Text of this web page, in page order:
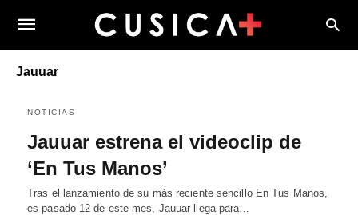
Jauuar
NOTICIAS
Jauuar estrena el videoclip de
‘En Tus Manos’
Tras el lanzamiento de su más reciente sencillo En Tus Manos,
es pasado 12 de este mes, Jauuar llega para…